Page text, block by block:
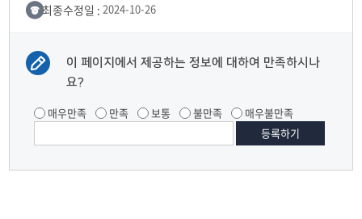
최종수정일 : 2024-10-26
이 페이지에서 제공하는 정보에 대하여 만족하시나
요?
매우만족 만족 보통 불만족 매우불만족